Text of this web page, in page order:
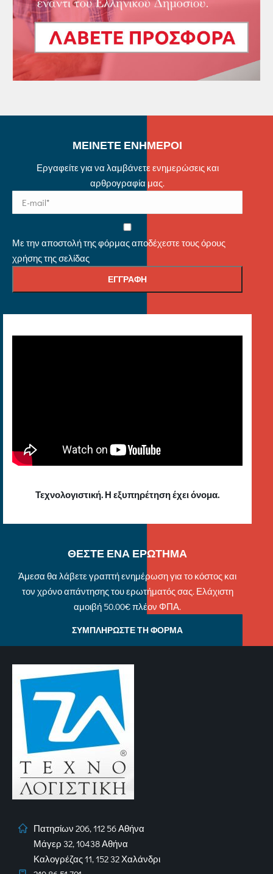
ΜΕΙΝΕΤΕ ΕΝΗΜΕΡΟΙ
Εργαφείτε για να λαμβάνετε ενημερώσεις και
αρθρογραφία μας.
Με την αποστολή της φόρμας αποδέχεστε τους όρους
χρήσης της σελίδας
Τεχνολογιστική. Η εξυπηρέτηση έχει όνομα.
ΘΕΣΤΕ ΕΝΑ ΕΡΩΤΗΜΑ
Άμεσα θα λάβετε γραπτή ενημέρωση για το κόστος και
τον χρόνο απάντησης του ερωτήματός σας. Ελάχιστη
αμοιβή 50.00€ πλέον ΦΠΑ.
ΣΥΜΠΛΗΡΩΣΤΕ ΤΗ ΦΟΡΜΑ
Πατησίων 206, 112 56 Αθήνα
Μάγερ 32, 10438 Αθήνα
Καλογρέζας 11, 152 32 Χαλάνδρι